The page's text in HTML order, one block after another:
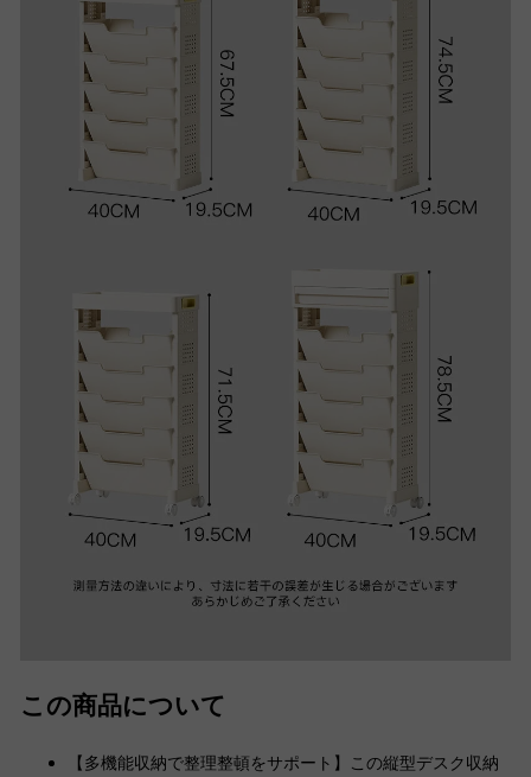
この商品について
【多機能収納で整理整頓をサポート】この縦型デスク収納